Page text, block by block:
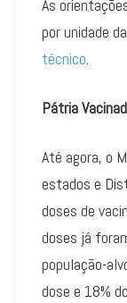
As
por unidade
técnico.
Pátria
Até agora, o
estados e
doses de
doses já
população-
dose e 18%